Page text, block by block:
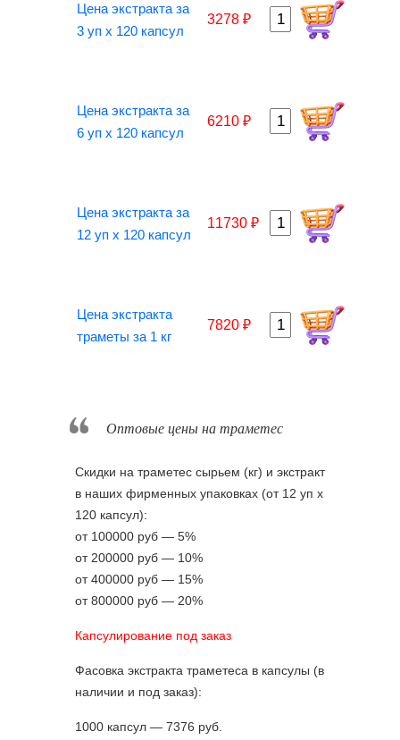
Цена экстракта за
3 уп х 120 капсул
3278 ₽
Цена экстракта за
6 уп х 120 капсул
6210 ₽
Цена экстракта за
12 уп х 120 капсул
11730 ₽
Цена экстракта
траметы за 1 кг
7820 ₽
Оптовые цены на траметес
Скидки на траметес сырьем (кг) и экстракт
в наших фирменных упаковках (от 12 уп х
120 капсул):
от 100000 руб — 5%
от 200000 руб — 10%
от 400000 руб — 15%
от 800000 руб — 20%
Капсулирование под заказ
Фасовка экстракта траметеса в капсулы (в
наличии и под заказ):
1000 капсул — 7376 руб.